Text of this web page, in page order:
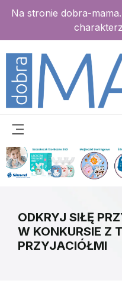
Na stronie dobra-
ODKRYJ SIŁĘ
W KONKURSIE Z
PRZYJACIÓŁMI